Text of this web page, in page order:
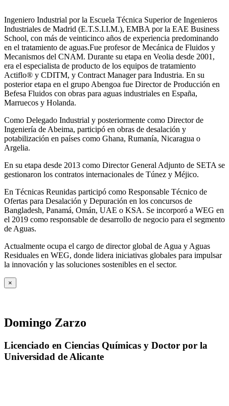
Ingeniero Industrial por la Escuela Técnica Superior de Ingenieros
Industriales de Madrid (E.T.S.I.I.M.), EMBA por la EAE Business
School, con más de veinticinco años de experiencia predominando
en el tratamiento de aguas.Fue profesor de Mecánica de Fluidos y
Mecanismos del CNAM. Durante su etapa en Veolia desde 2001,
era el especialista de producto de los equipos de tratamiento
Actiflo® y CDITM, y Contract Manager para Industria. En su
posterior etapa en el grupo Abengoa fue Director de Producción en
Befesa Fluidos con obras para aguas industriales en España,
Marruecos y Holanda.
Como Delegado Industrial y posteriormente como Director de
Ingeniería de Abeima, participó en obras de desalación y
potabilización en países como Ghana, Rumanía, Nicaragua o
Argelia.
En su etapa desde 2013 como Director General Adjunto de SETA se
gestionaron los contratos internacionales de Túnez y Méjico.
En Técnicas Reunidas participó como Responsable Técnico de
Ofertas para Desalación y Depuración en los concursos de
Bangladesh, Panamá, Omán, UAE o KSA. Se incorporó a WEG en
el 2019 como responsable de desarrollo de negocio para el segmento
de Aguas.
Actualmente ocupa el cargo de director global de Agua y Aguas
Residuales en WEG, donde lidera iniciativas globales para impulsar
la innovación y las soluciones sostenibles en el sector.
×
Domingo Zarzo
Licenciado en Ciencias Químicas y Doctor por la
Universidad de Alicante